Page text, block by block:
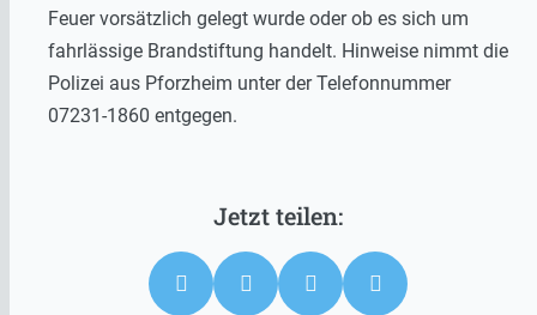
Feuer vorsätzlich gelegt wurde oder ob es sich um
fahrlässige Brandstiftung handelt. Hinweise nimmt die
Polizei aus Pforzheim unter der Telefonnummer
07231-1860 entgegen.